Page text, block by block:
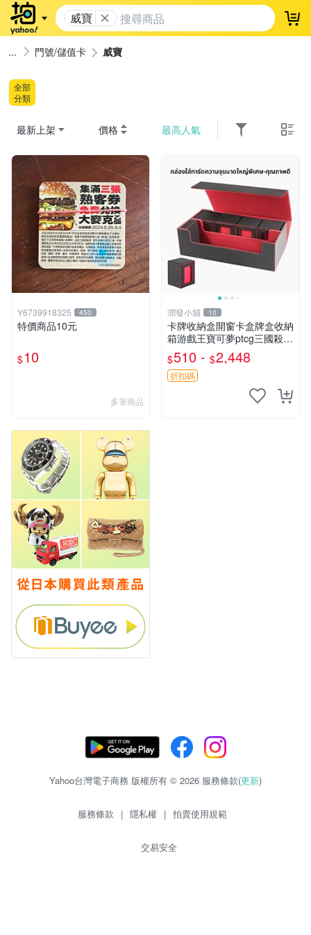
威寶 登
門號/儲值卡 威寶
全部
分類
最新上架 價格 最高人氣
Y6739918325 450
特價商品10元
$10
多筆商品
潤發小舖 10
卡牌收納盒開窗卡盒牌盒收納
箱游戲王寶可夢ptcg三國殺海
賊王dtcg
$510 - $2,448
折扣碼
Yahoo台灣電子商務 版權所有 © 2026 服務條款(更新)
服務條款 | 隱私權 | 拍賣使用規範
交易安全